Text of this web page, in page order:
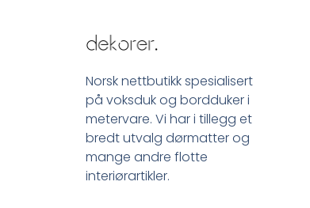
Norsk nettbutikk spesialisert
på voksduk og bordduker i
metervare. Vi har i tillegg et
bredt utvalg dørmatter og
mange andre flotte
interiørartikler.